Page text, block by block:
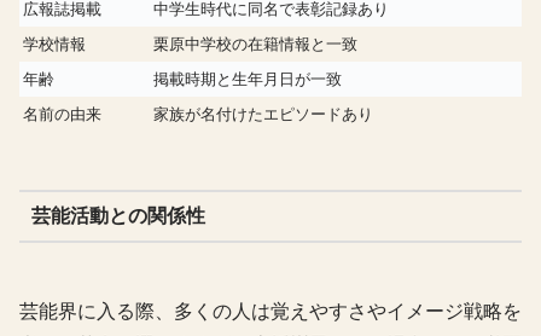
広報誌掲載
中学生時代に同名で表彰記録あり
学校情報
栗原中学校の在籍情報と一致
年齢
掲載時期と生年月日が一致
名前の由来
家族が名付けたエピソードあり
芸能活動との関係性
芸能界に入る際、多くの人は覚えやすさやイメージ戦略を